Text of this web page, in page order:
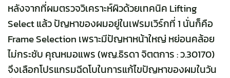
หลังจากที่ผมตรวจวิเคราะห์ผิวด้วยเทคนิค Lifting
Select แล้ว ปัญหาของผมอยู่ในเฟรมเวิร์กที่ 1 นั่นก็คือ
Frame Selection เพราะมีปัญหาหน้าใหญ่ หย่อนคล้อย
ไม่กระชับ คุณหมอแพร (พญ.ธิรดา จิตตการ : ว.30170)
จึงเลือกโปรแกรมฉีดโบในการแก้ไขปัญหาของผมในวัน